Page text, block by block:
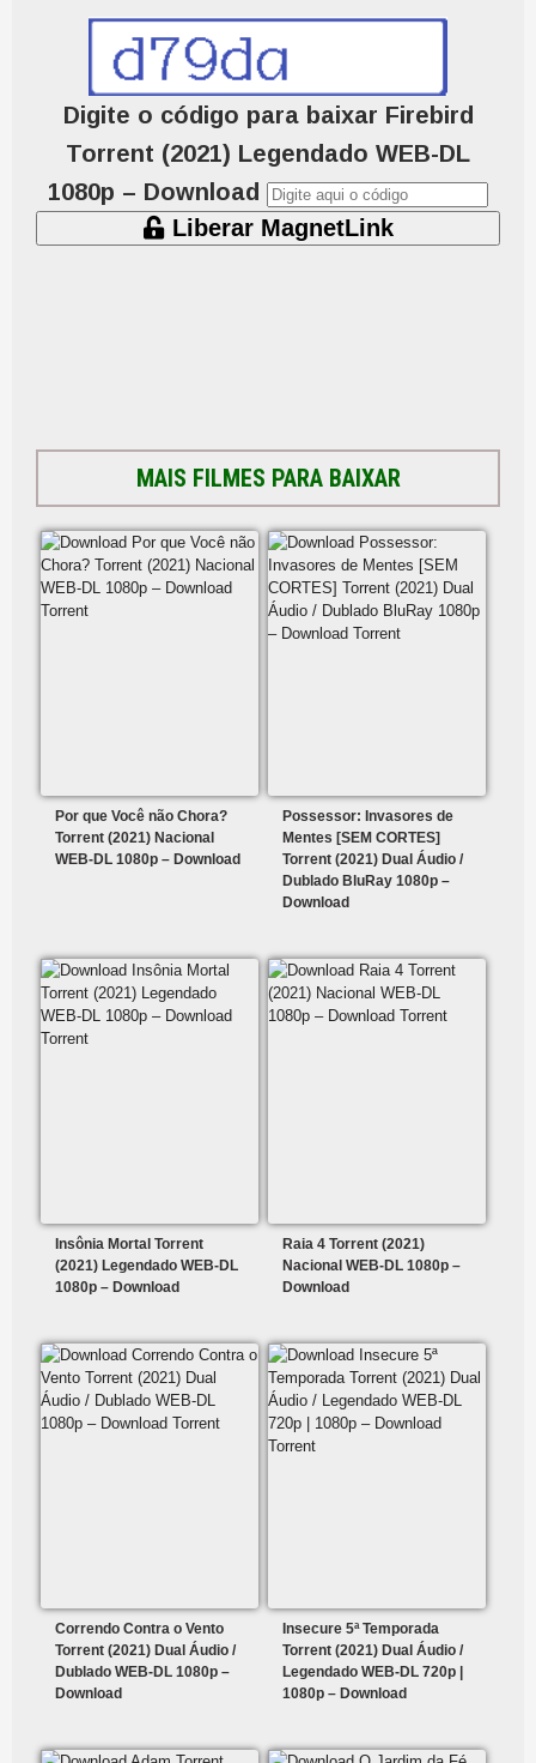
Digite o código para baixar Firebird
Torrent (2021) Legendado WEB-DL
1080p – Download
Liberar MagnetLink
MAIS FILMES PARA BAIXAR
Por que Você não Chora?
Torrent (2021) Nacional
WEB-DL 1080p – Download
Possessor: Invasores de
Mentes [SEM CORTES]
Torrent (2021) Dual Áudio /
Dublado BluRay 1080p –
Download
Insônia Mortal Torrent
(2021) Legendado WEB-DL
1080p – Download
Raia 4 Torrent (2021)
Nacional WEB-DL 1080p –
Download
Correndo Contra o Vento
Torrent (2021) Dual Áudio /
Dublado WEB-DL 1080p –
Download
Insecure 5ª Temporada
Torrent (2021) Dual Áudio /
Legendado WEB-DL 720p |
1080p – Download